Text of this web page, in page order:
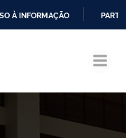
À INFORMAÇÃO